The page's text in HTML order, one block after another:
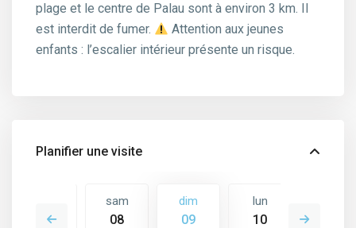
plage et le centre de Palau sont à environ 3 km. Il
est interdit de fumer.
Attention aux jeunes
enfants : l’escalier intérieur présente un risque.
Planifier une visite
17
sam
08
dim
09
lun
10